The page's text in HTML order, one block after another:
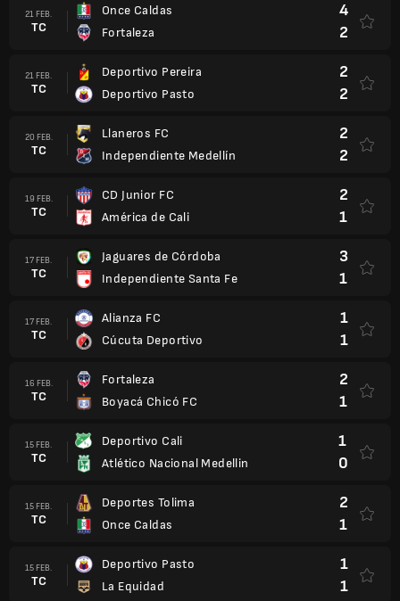
21 FEB.
TC
Once Caldas
Fortaleza
4
2
21 FEB.
TC
Deportivo Pereira
Deportivo Pasto
2
2
20 FEB.
TC
Llaneros FC
Independiente Medellín
2
2
19 FEB.
TC
CD Junior FC
América de Cali
2
1
17 FEB.
TC
Jaguares de Córdoba
Independiente Santa Fe
3
1
17 FEB.
TC
Alianza FC
Cúcuta Deportivo
1
1
16 FEB.
TC
Fortaleza
Boyacá Chicó FC
2
1
15 FEB.
TC
Deportivo Cali
Atlético Nacional Medellin
1
0
15 FEB.
TC
Deportes Tolima
Once Caldas
2
1
15 FEB.
TC
Deportivo Pasto
La Equidad
1
1